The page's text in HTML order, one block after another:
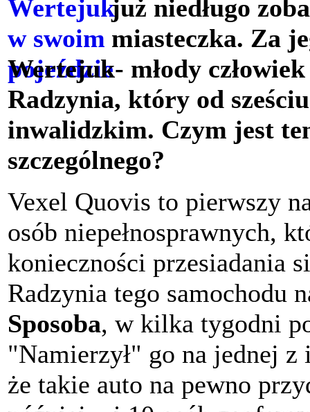
już niedługo
miasteczka. Za
Wertejuk- młody
Radzynia, który od
inwalidzkim. Czym jest
szczególnego?
Vexel Quovis to pierwszy
osób niepełnosprawnych,
konieczności przesiadania
Radzynia tego samochodu
Sposoba, w kilka tygodni
"Namierzył" go na jednej
że takie auto na pewno